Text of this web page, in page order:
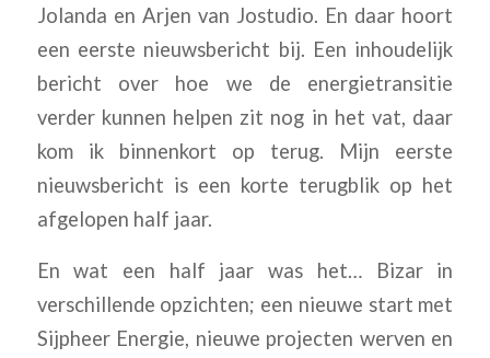
Jolanda en Arjen van Jostudio. En daar hoort
een eerste nieuwsbericht bij. Een inhoudelijk
bericht over hoe we de energietransitie
verder kunnen helpen zit nog in het vat, daar
kom ik binnenkort op terug. Mijn eerste
nieuwsbericht is een korte terugblik op het
afgelopen half jaar.
En wat een half jaar was het… Bizar in
verschillende opzichten; een nieuwe start met
Sijpheer Energie, nieuwe projecten werven en